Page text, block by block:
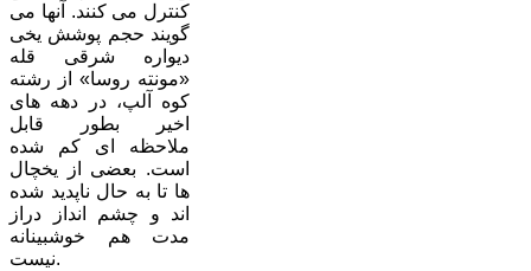
کنترل می کنند. آنها می
گویند حجم پوشش یخی
دیواره شرقی قله
«مونته روسا» از رشته
کوه آلپ، در دهه های
اخیر بطور قابل
ملاحظه ای کم شده
است. بعضی از یخچال
ها تا به حال ناپدید شده
اند و چشم انداز دراز
مدت هم خوشبینانه
نیست.